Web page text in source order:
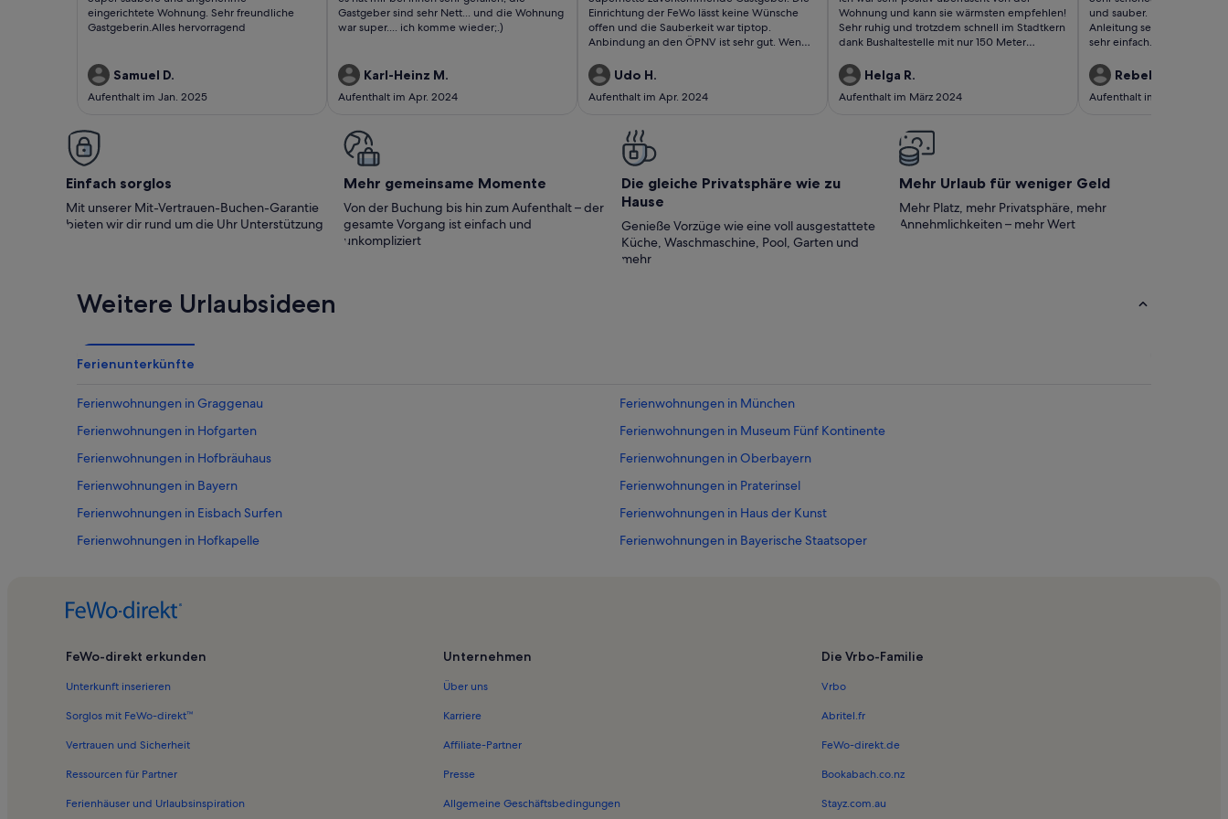
bewertungen)
eingerichtete Wohnung. Sehr freundliche
Gastgeberin.Alles hervorragend
Samuel D.
Aufenthalt im Jan. 2025
bewertungen)
Gastgeber sind sehr Nett... und die Wohnung
war super.... ich komme wieder;.)
Karl-Heinz M.
Aufenthalt im Apr. 2024
bewertungen)
Einrichtung der FeWo lässt keine Wünsche
offen und die Sauberkeit war tiptop.
Anbindung an den ÖPNV ist sehr gut. Wenn
wäre das unsere erste Adresse 👍
Udo H.
Aufenthalt im Apr. 2024
bewertungen)
Wohnung und kann sie wärmsten empfehlen!
Sehr ruhig und trotzdem schnell im Stadtkern
dank Bushaltestelle mit nur 150 Meter
Helga R.
Aufenthalt im März 2024
bewertungen)
und sauber. Der Check-in
Anleitung sehr detailliert
sehr einfach. U-Bahn
Restaurants und
direkter Nähe. Sehr netter
zum Vermieter möglich
Rebekka M.
Aufenthalt im Feb. 2024
Einfach sorglos
Mit unserer Mit-Vertrauen-Buchen-Garantie
bieten wir dir rund um die Uhr Unterstützung
Mehr gemeinsame Momente
Von der Buchung bis hin zum Aufenthalt – der
gesamte Vorgang ist einfach und
unkompliziert
Die gleiche Privatsphäre wie zu
Hause
Genieße Vorzüge wie eine voll ausgestattete
Küche, Waschmaschine, Pool, Garten und
mehr
Mehr Urlaub für weniger Geld
Mehr Platz, mehr Privatsphäre, mehr
Annehmlichkeiten – mehr Wert
Weitere Urlaubsideen
Ferienunterkünfte
Ferienwohnungen in Graggenau
Ferienwohnungen in München
Ferienwohnungen in Hofgarten
Ferienwohnungen in Museum Fünf Kontinente
Ferienwohnungen in Hofbräuhaus
Ferienwohnungen in Oberbayern
Ferienwohnungen in Bayern
Ferienwohnungen in Praterinsel
Ferienwohnungen in Eisbach Surfen
Ferienwohnungen in Haus der Kunst
Ferienwohnungen in Hofkapelle
Ferienwohnungen in Bayerische Staatsoper
Ferienwohnungen in Maximilianeum
Ferienwohnungen in Residenz
Ferienwohnungen in Bayerische Staatskanzlei
Ferienunterkünfte für Familien in München
FeWo-direkt erkunden
Unterkunft inserieren
Sorglos mit FeWo-direkt™
Vertrauen und Sicherheit
Ressourcen für Partner
Ferienhäuser und Urlaubsinspiration
Unternehmen
Über uns
Karriere
Affiliate-Partner
Presse
Allgemeine Geschäftsbedingungen
Die Vrbo-Familie
Vrbo
Abritel.fr
FeWo-direkt.de
Bookabach.co.nz
Stayz.com.au